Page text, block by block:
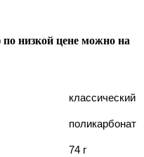
низкой цене можно на
классический
поликарбонат
74 г